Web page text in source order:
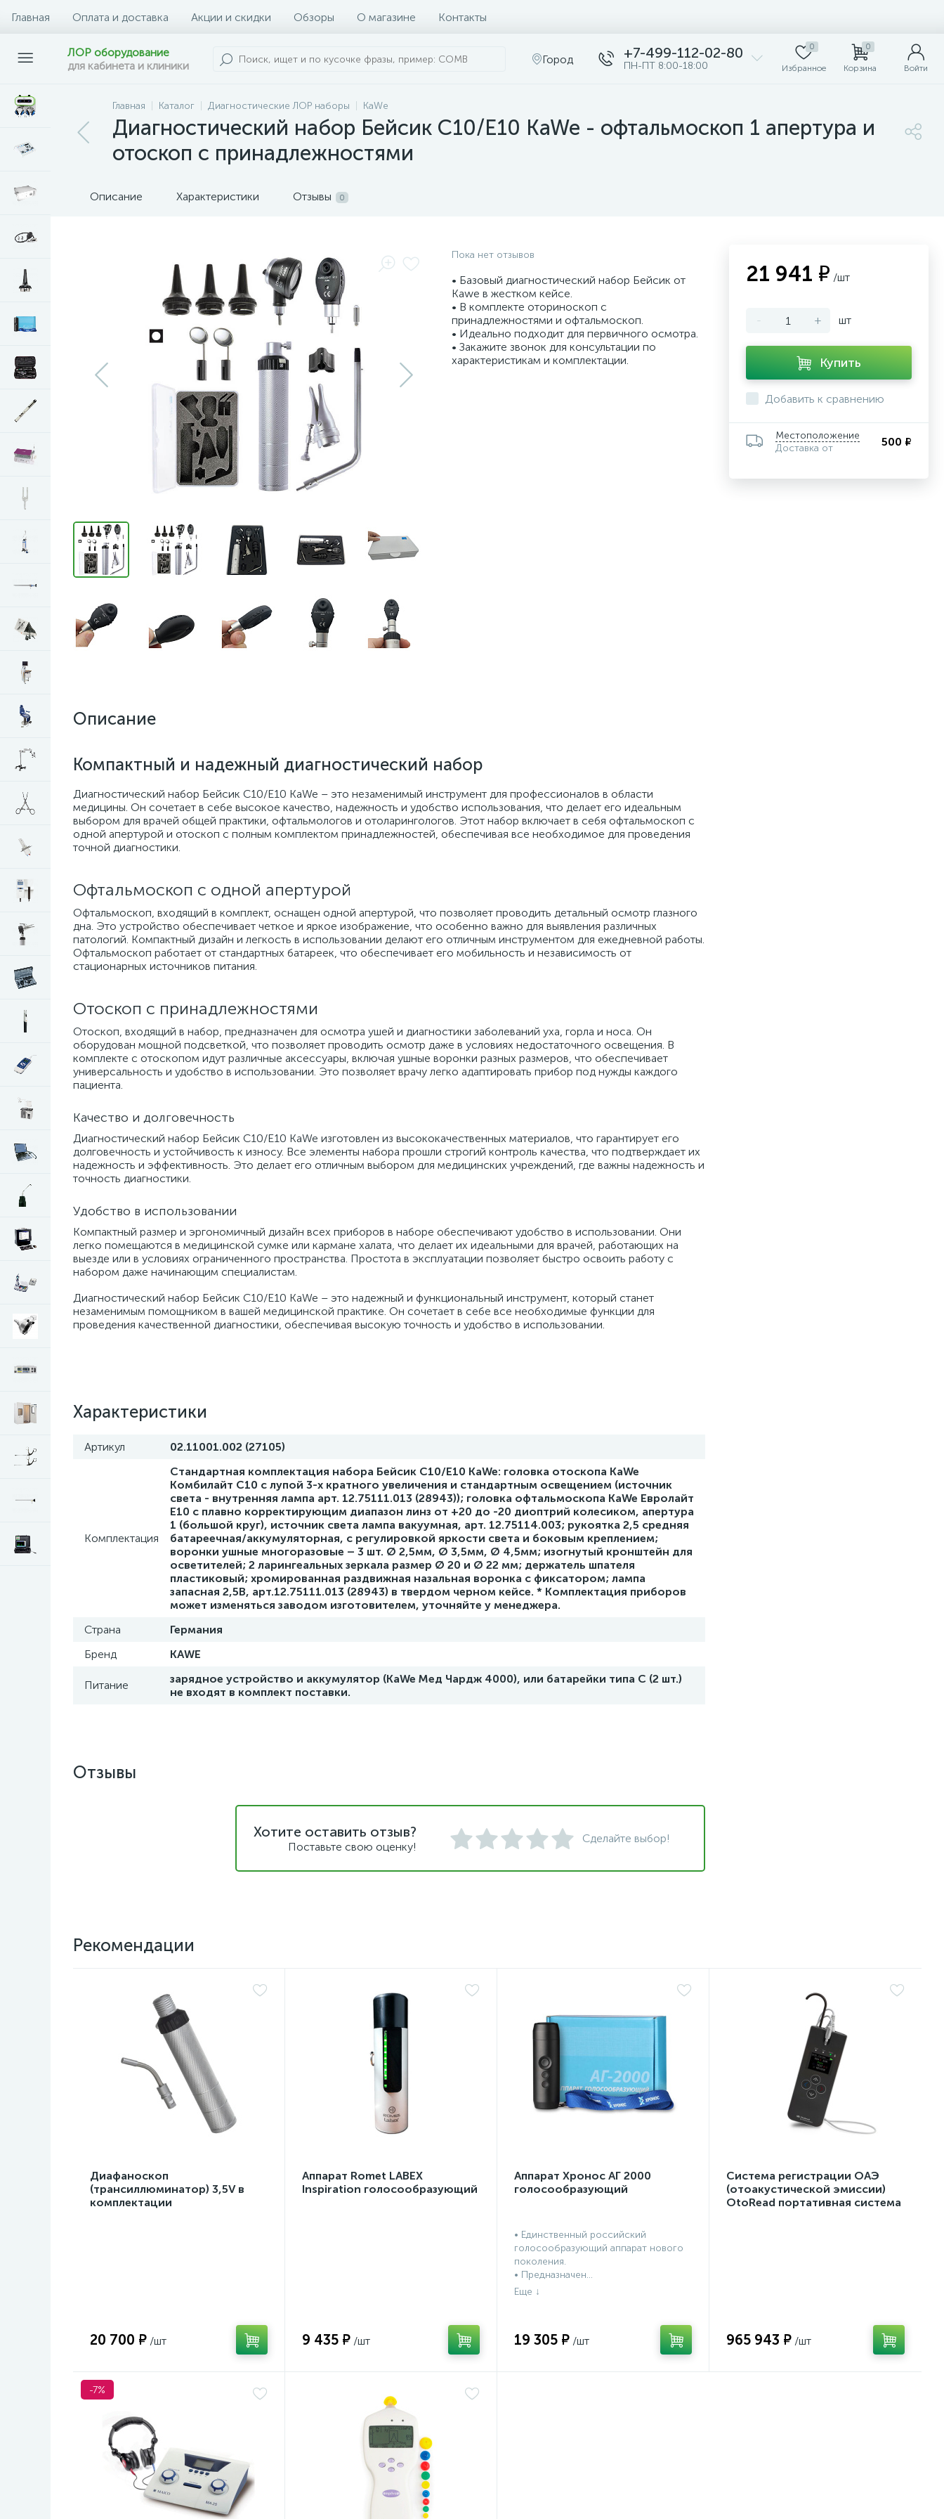
Главная Оплата и доставка Акции и скидки Обзоры О магазине Контакты
ЛОР оборудование
для кабинета и клиники
Город +7-499-112-02-80
ПН-ПТ 8:00-18:00
0
Избранное
0
Корзина Войти
Главная Каталог Диагностические ЛОР наборы KaWe
Диагностический набор Бейсик С10/Е10 KaWe - офтальмоскоп 1 апертура и
отоскоп с принадлежностями
Описание Характеристики Отзывы 0
Пока нет отзывов
• Базовый диагностический набор Бейсик от
Kawe в жестком кейсе.
• В комплекте оториноскоп с
принадлежностями и офтальмоскоп.
• Идеально подходит для первичного осмотра.
• Закажите звонок для консультации по
характеристикам и комплектации.
Описание
Компактный и надежный диагностический набор
Диагностический набор Бейсик С10/Е10 KaWe – это незаменимый инструмент для профессионалов в области
медицины. Он сочетает в себе высокое качество, надежность и удобство использования, что делает его идеальным
выбором для врачей общей практики, офтальмологов и отоларингологов. Этот набор включает в себя офтальмоскоп с
одной апертурой и отоскоп с полным комплектом принадлежностей, обеспечивая все необходимое для проведения
точной диагностики.
Офтальмоскоп с одной апертурой
Офтальмоскоп, входящий в комплект, оснащен одной апертурой, что позволяет проводить детальный осмотр глазного
дна. Это устройство обеспечивает четкое и яркое изображение, что особенно важно для выявления различных
патологий. Компактный дизайн и легкость в использовании делают его отличным инструментом для ежедневной работы.
Офтальмоскоп работает от стандартных батареек, что обеспечивает его мобильность и независимость от
стационарных источников питания.
Отоскоп с принадлежностями
Отоскоп, входящий в набор, предназначен для осмотра ушей и диагностики заболеваний уха, горла и носа. Он
оборудован мощной подсветкой, что позволяет проводить осмотр даже в условиях недостаточного освещения. В
комплекте с отоскопом идут различные аксессуары, включая ушные воронки разных размеров, что обеспечивает
универсальность и удобство в использовании. Это позволяет врачу легко адаптировать прибор под нужды каждого
пациента.
Качество и долговечность
Диагностический набор Бейсик С10/Е10 KaWe изготовлен из высококачественных материалов, что гарантирует его
долговечность и устойчивость к износу. Все элементы набора прошли строгий контроль качества, что подтверждает их
надежность и эффективность. Это делает его отличным выбором для медицинских учреждений, где важны надежность и
точность диагностики.
Удобство в использовании
Компактный размер и эргономичный дизайн всех приборов в наборе обеспечивают удобство в использовании. Они
легко помещаются в медицинской сумке или кармане халата, что делает их идеальными для врачей, работающих на
выезде или в условиях ограниченного пространства. Простота в эксплуатации позволяет быстро освоить работу с
набором даже начинающим специалистам.
Диагностический набор Бейсик С10/Е10 KaWe – это надежный и функциональный инструмент, который станет
незаменимым помощником в вашей медицинской практике. Он сочетает в себе все необходимые функции для
проведения качественной диагностики, обеспечивая высокую точность и удобство в использовании.
Характеристики
Артикул 02.11001.002 (27105)
Комплектация
Стандартная комплектация набора Бейсик С10/Е10 KaWe: головка отоскопа KaWe
Комбилайт С10 с лупой 3-х кратного увеличения и стандартным освещением (источник
света - внутренняя лампа арт. 12.75111.013 (28943)); головка офтальмоскопа KaWe Евролайт
Е10 с плавно корректирующим диапазон линз от +20 до -20 диоптрий колесиком, апертура
1 (большой круг), источник света лампа вакуумная, арт. 12.75114.003; рукоятка 2,5 средняя
батареечная/аккумуляторная, с регулировкой яркости света и боковым креплением;
воронки ушные многоразовые – 3 шт. Ø 2,5мм, Ø 3,5мм, Ø 4,5мм; изогнутый кронштейн для
осветителей; 2 ларингеальных зеркала размер Ø 20 и Ø 22 мм; держатель шпателя
пластиковый; хромированная раздвижная назальная воронка с фиксатором; лампа
запасная 2,5В, арт.12.75111.013 (28943) в твердом черном кейсе. * Комплектация приборов
может изменяться заводом изготовителем, уточняйте у менеджера.
Страна
Германия
Бренд
KAWE
Питание
зарядное устройство и аккумулятор (KaWe Мед Чардж 4000), или батарейки типа С (2 шт.)
не входят в комплект поставки.
21 941 ₽ /шт
- + шт
Купить
Добавить к сравнению
Местоположение
Доставка от
500 ₽
Отзывы
Хотите оставить отзыв?
Поставьте свою оценку!
Сделайте выбор!
Рекомендации
Диафаноскоп
(трансиллюминатор) 3,5V в
комплектации
20 700 ₽
Аппарат Romet LABEX
Inspiration голосообразующий
9 435 ₽
Аппарат Хронос АГ 2000
голосообразующий
• Единственный российский
голосообразующий аппарат нового
поколения.
• Предназначен...
19 305 ₽
Система регистрации ОАЭ
(отоакустической эмиссии)
OtoRead портативная система
965 943 ₽
-7%